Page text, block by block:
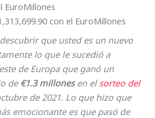
EuroMillones
con el EuroMillones
que usted es un nuevo
lo que le sucedió a
de Europa que ganó un
de €1.3 millonesen el sorteo del
de 2021. Lo que hizo que
emocionante es que pasó de